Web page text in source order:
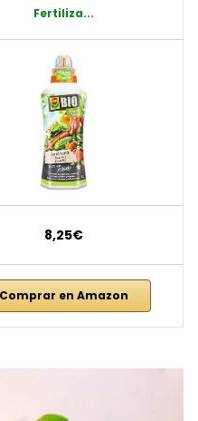
Fertiliza...
8,25€
Comprar en Amazon